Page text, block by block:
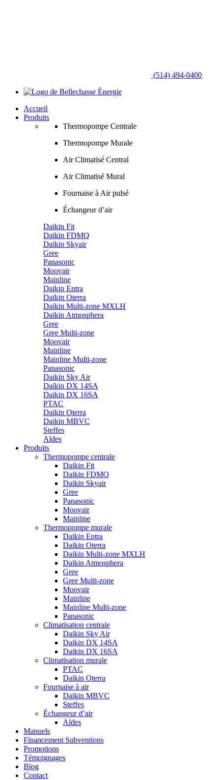
(514) 494-0400
Accueil
Produits
Thermopompe Centrale
Thermopompe Murale
Air Climatisé Central
Air Climatisé Mural
Fournaise à Air pulsé
Échangeur d’air
Daikin Fit
Daikin FDMQ
Daikin Skyair
Gree
Panasonic
Moovair
Mainline
Daikin Entra
Daikin Oterra
Daikin Multi-zone MXLH
Daikin Atmosphera
Gree
Gree Multi-zone
Moovair
Mainline
Mainline Multi-zone
Panasonic
Daikin Sky Air
Daikin DX 14SA
Daikin DX 16SA
PTAC
Daikin Oterra
Daikin MBVC
Steffes
Aldes
Produits
Thermopompe centrale
Daikin Fit
Daikin FDMQ
Daikin Skyair
Gree
Panasonic
Moovair
Mainline
Thermopompe murale
Daikin Entra
Daikin Oterra
Daikin Multi-zone MXLH
Daikin Atmosphera
Gree
Gree Multi-zone
Moovair
Mainline
Mainline Multi-zone
Panasonic
Climatisation centrale
Daikin Sky Air
Daikin DX 14SA
Daikin DX 16SA
Climatisation murale
PTAC
Daikin Oterra
Fournaise à air
Daikin MBVC
Steffes
Échangeur d’air
Aldes
Manuels
Financement Subventions
Promotions
Témoignages
Blog
Contact